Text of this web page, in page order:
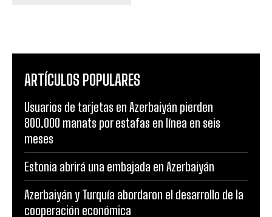
ARTÍCULOS POPULARES
Usuarios de tarjetas en Azerbaiyán pierden
800.000 manats por estafas en línea en seis
meses
Estonia abrirá una embajada en Azerbaiyán
Azerbaiyán y Turquía abordaron el desarrollo de la
cooperación económica